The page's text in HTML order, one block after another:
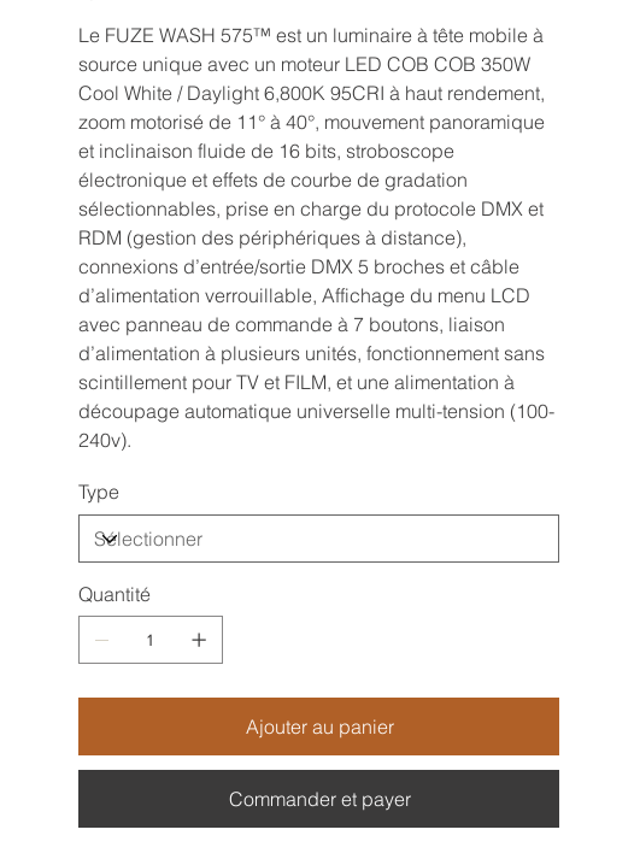
Le FUZE WASH 575™ est un luminaire à tête mobile à
source unique avec un moteur LED COB COB 350W
Cool White / Daylight 6,800K 95CRI à haut rendement,
zoom motorisé de 11° à 40°, mouvement panoramique
et inclinaison fluide de 16 bits, stroboscope
électronique et effets de courbe de gradation
sélectionnables, prise en charge du protocole DMX et
RDM (gestion des périphériques à distance),
connexions d’entrée/sortie DMX 5 broches et câble
d’alimentation verrouillable, Affichage du menu LCD
avec panneau de commande à 7 boutons, liaison
d’alimentation à plusieurs unités, fonctionnement sans
scintillement pour TV et FILM, et une alimentation à
découpage automatique universelle multi-tension (100-
240v).
Type
Quantité
Ajouter au panier
Commander et payer